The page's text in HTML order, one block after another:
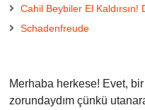
Cahil Beybiler El
Schadenfreude
Merhaba herkese! Evet,
zorundaydım çünkü